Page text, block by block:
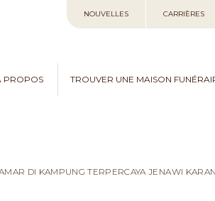
au
NOUVELLES CARRIÈRES
PROPOS TROUVER UNE MAISON
DI KAMPUNG TERPERCAYA JENAWI